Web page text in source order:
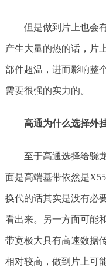
但是做到片上也会
产生大量的热的话，片
部件超温，进而影响整
需要很强的实力的。
高通为什么选择外
至于高通选择给骁
面是高端基带依然是
换代的话其实是没有必
看出来。另一方面可能
带宽极大具有高速数据
相对较高，做到片上可